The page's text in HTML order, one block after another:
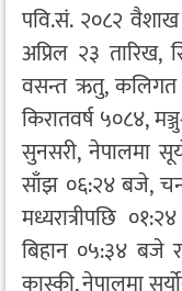
पवि.सं. २०८२
अप्रिल २३ तारिख,
वसन्त ऋतु, कलिगत
किरातवर्ष ५०८४,
सुनसरी, नेपालमा
साँझ ०६:२४ बजे,
मध्यरात्रीपछि
बिहान ०५:३४ बजे